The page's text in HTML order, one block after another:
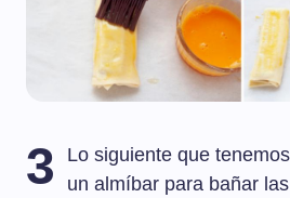
3
Lo siguiente que
un almíbar para bañar